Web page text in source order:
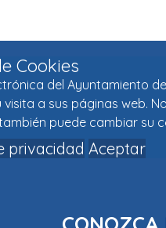
Cookies
del Ayuntamiento
visita a sus páginas web.
puede cambiar su
privacidad Aceptar